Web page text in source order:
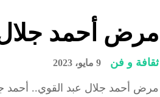
مرض أحمد
ثقافة و فن 9 مايو، 2023
مرض أحمد جلال عبد القوي.. أحمد